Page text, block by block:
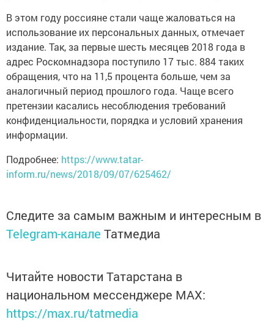
В этом году россияне стали чаще жаловаться на
использование их персональных данных, отмечает
издание. Так, за первые шесть месяцев 2018 года в
адрес Роскомнадзора поступило 17 тыс. 884 таких
обращения, что на 11,5 процента больше, чем за
аналогичный период прошлого года. Чаще всего
претензии касались несоблюдения требований
конфиденциальности, порядка и условий хранения
информации.
Подробнее: https://www.tatar-
inform.ru/news/2018/09/07/625462/
Следите за самым важным и интересным в
Telegram-канале Татмедиа
Читайте новости Татарстана в
национальном мессенджере MАХ:
https://max.ru/tatmedia